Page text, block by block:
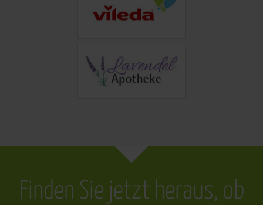
Finden Sie jetzt heraus, ob